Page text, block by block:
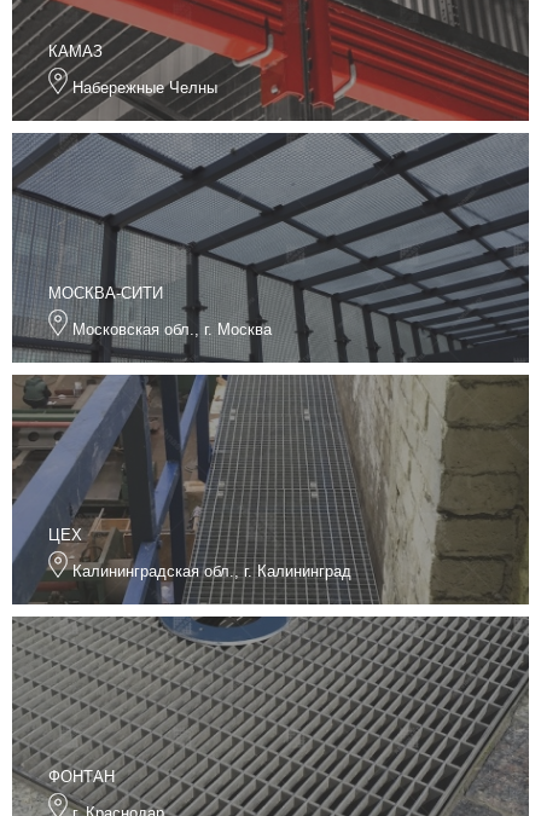
КАМАЗ
Набережные Челны
МОСКВА-СИТИ
Московская обл., г. Москва
ЦЕХ
Калининградская обл., г. Калининград
ФОНТАН